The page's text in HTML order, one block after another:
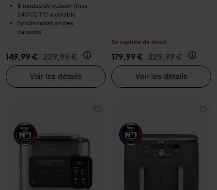
6 modes de cuisson (max
240°C), T°C ajustable
Synchronisation des
cuissons
149,99 € Prix réduit de
229,99 € au
Voir les détails
En rupture de stock
179,99 € Prix réduit de
229,99 € au
Voir les détails